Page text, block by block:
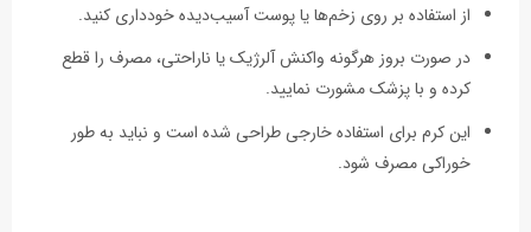
از استفاده بر روی زخم‌ها یا پوست آسیب‌دیده خودداری کنید.
در صورت بروز هرگونه واکنش آلرژیک یا ناراحتی، مصرف را قطع
کرده و با پزشک مشورت نمایید.
این کرم برای استفاده خارجی طراحی شده است و نباید به طور
خوراکی مصرف شود.